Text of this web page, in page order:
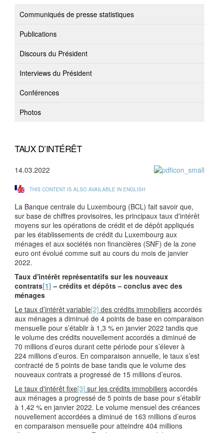
Communiqués de presse statistiques
Publications
Discours du Président
Interviews du Président
Conférences
Photos
TAUX D’INTÉRÊT
14.03.2022
THIS CONTENT IS ALSO AVAILABLE IN ENGLISH
La Banque centrale du Luxembourg (BCL) fait savoir que,
sur base de chiffres provisoires, les principaux taux d'intérêt
moyens sur les opérations de crédit et de dépôt appliqués
par les établissements de crédit du Luxembourg aux
ménages et aux sociétés non financières (SNF) de la zone
euro ont évolué comme suit au cours du mois de janvier
2022.
Taux d'intérêt représentatifs sur les nouveaux
contrats[1] – crédits et dépôts – conclus avec des
ménages
Le taux d’intérêt variable[2] des crédits immobiliers accordés
aux ménages a diminué de 4 points de base en comparaison
mensuelle pour s’établir à 1,3 % en janvier 2022 tandis que
le volume des crédits nouvellement accordés a diminué de
70 millions d’euros durant cette période pour s’élever à
224 millions d’euros. En comparaison annuelle, le taux s’est
contracté de 5 points de base tandis que le volume des
nouveaux contrats a progressé de 15 millions d’euros.
Le taux d'intérêt fixe[3] sur les crédits immobiliers accordés
aux ménages a progressé de 5 points de base pour s’établir
à 1,42 % en janvier 2022. Le volume mensuel des créances
nouvellement accordées a diminué de 163 millions d’euros
en comparaison mensuelle pour atteindre 404 millions